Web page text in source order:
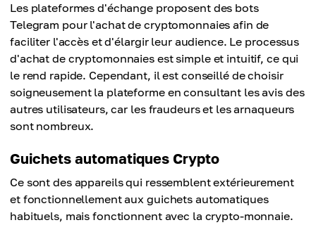
Les plateformes d'échange proposent des bots
Telegram pour l'achat de cryptomonnaies afin de
faciliter l'accès et d'élargir leur audience. Le processus
d'achat de cryptomonnaies est simple et intuitif, ce qui
le rend rapide. Cependant, il est conseillé de choisir
soigneusement la plateforme en consultant les avis des
autres utilisateurs, car les fraudeurs et les arnaqueurs
sont nombreux.
Guichets automatiques Crypto
Ce sont des appareils qui ressemblent extérieurement
et fonctionnellement aux guichets automatiques
habituels, mais fonctionnent avec la crypto-monnaie.